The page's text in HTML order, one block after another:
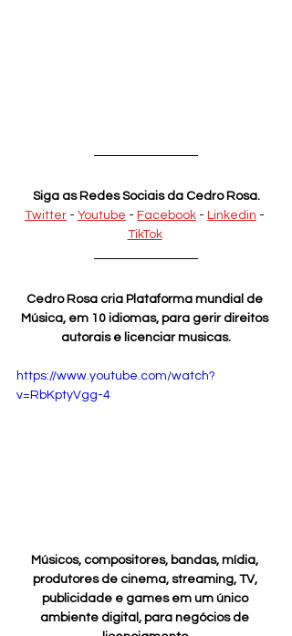
Siga as Redes Sociais da Cedro Rosa.
Twitter - Youtube - Facebook - Linkedin -
TikTok
Cedro Rosa cria Plataforma mundial de
Música, em 10 idiomas, para gerir direitos
autorais e licenciar musicas.
https://www.youtube.com/watch?
v=RbKptyVgg-4
Músicos, compositores, bandas, mídia,
produtores de cinema, streaming, TV,
publicidade e games em um único
ambiente digital, para negócios de